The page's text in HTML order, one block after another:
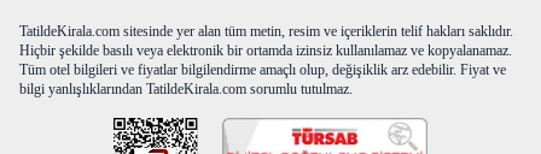
TatildeKirala.com sitesinde yer alan tüm metin, resim ve içeriklerin telif hakları saklıdır.
Hiçbir şekilde basılı veya elektronik bir ortamda izinsiz kullanılamaz ve kopyalanamaz.
Tüm otel bilgileri ve fiyatlar bilgilendirme amaçlı olup, değişiklik arz edebilir. Fiyat ve
bilgi yanlışlıklarından TatildeKirala.com sorumlu tutulmaz.